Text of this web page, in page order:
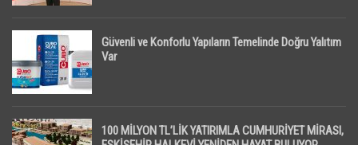
Güvenli ve Konforlu Yapıların Temelinde Doğru Yalıtım
Var
100 MİLYON TL’LİK YATIRIMLA CUMHURİYET MİRASI,